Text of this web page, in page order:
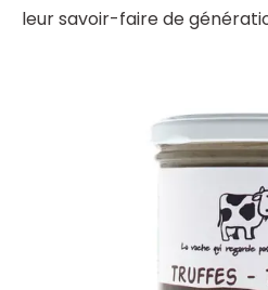
leur savoir-faire de